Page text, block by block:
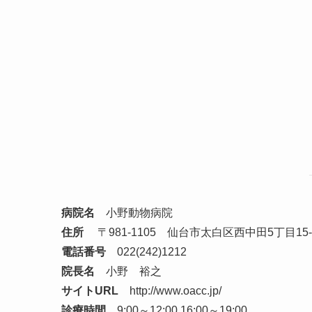
病院名
小野動物病院
住所 〒981-1105 仙台市太白区西中田5丁目
電話番号 022(242)1212
院長名
小野 裕之
サイトURL
http://www.oacc.jp/